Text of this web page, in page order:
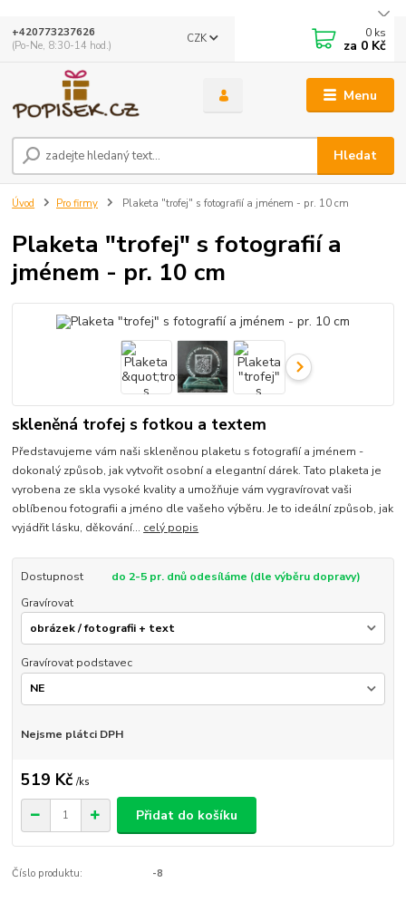
Menu
CZK
Hledat
+420773237626
(Po-Ne, 8:30-14 hod.)
0 ks
za 0 Kč
Úvod Pro firmy Plaketa "trofej" s fotografií a jménem - pr. 10 cm
Plaketa "trofej" s fotografií a
jménem - pr. 10 cm
skleněná trofej s fotkou a textem
Představujeme vám naši skleněnou plaketu s fotografií a jménem -
dokonalý způsob, jak vytvořit osobní a elegantní dárek. Tato plaketa je
vyrobena ze skla vysoké kvality a umožňuje vám vygravírovat vaši
oblíbenou fotografii a jméno dle vašeho výběru. Je to ideální způsob, jak
vyjádřit lásku, děkování... celý popis
Dostupnost
do 2-5 pr. dnů odesíláme (dle výběru dopravy)
Gravírovat
Gravírovat podstavec
Nejsme plátci DPH
519 Kč /ks
Přidat do košíku
Číslo produktu: -8